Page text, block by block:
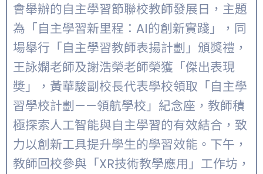
會舉辦的自主學習節聯校教師發展日，主題
為「自主學習新里程：AI的創新實踐」，同
場舉行「自主學習教師表揚計劃」頒獎禮，
王詠嫻老師及謝浩榮老師榮獲「傑出表現
奬」，黃華駿副校長代表學校領取「自主學
習學校計劃——領航學校」紀念座，教師積
極探索人工智能與自主學習的有效結合，致
力以創新工具提升學生的學習效能。下午，
教師回校參與「XR技術教學應用」工作坊，